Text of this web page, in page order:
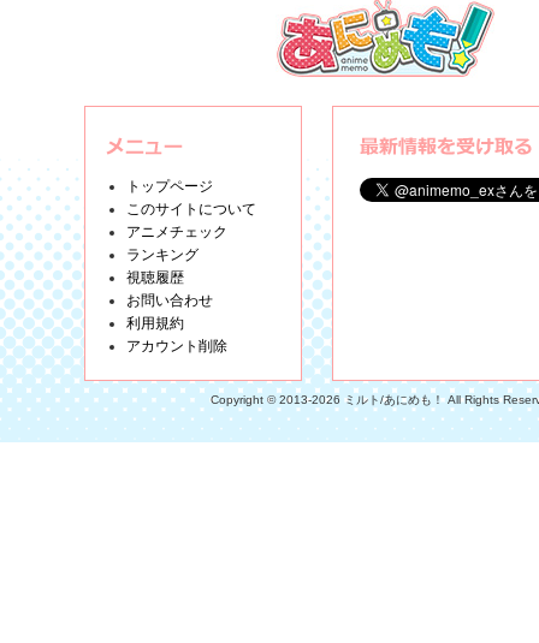
トップページ
このサイトについて
アニメチェック
ランキング
視聴履歴
お問い合わせ
利用規約
アカウント削除
Copyright © 2013-2026 ミルト/あにめも！ All Rights